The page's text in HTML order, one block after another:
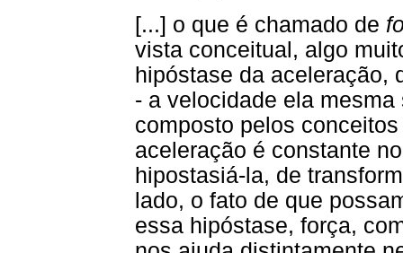
[...] o que é chamado de
vista conceitual, algo
hipóstase da aceleração,
- a velocidade ela
composto pelos
aceleração é constante
hipostasiá-la, de
lado, o fato de que
essa hipóstase, força,